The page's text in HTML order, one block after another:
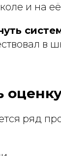
и на
в
ряд